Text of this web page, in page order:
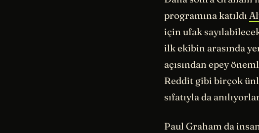
programına katıldı
için ufak
ilk ekibin arasında
açısından epey
Reddit gibi birçok
sıfatıyla da
Paul Graham da